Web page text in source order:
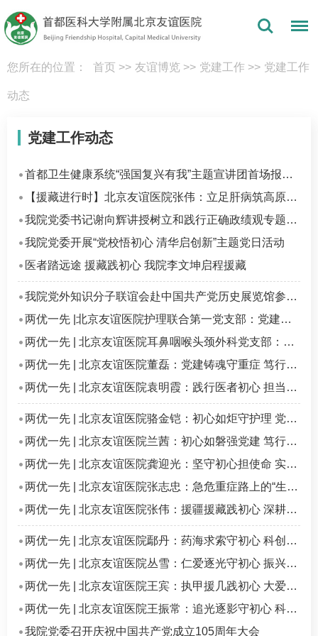
您所在的位置： 首页 >> 友谊博览 >> 党建工作 >> 党建工作
动态
党建工作动态
首都卫生健康系统“强国复兴有我”主题宣讲团首场报告会在我院成功举办
【援藏进行时】北京友谊医院张伟：立足肝病筑高原根基 京藏同心护雪域健康
我院党委书记谢向辉讲授树立和践行正确政绩观专题党课
我院党委开展“党校悟初心 清华启创新”主题党日活动
医者踏远途 援藏践初心 我院李文坤启程援藏
我​院党外知识分子联谊会赴中国共产党历史展览馆参观学习
两优一先 |北京友谊医院护理联合第一党支部：党建领航守初心 护理为民担使命
两优一先 | 北京友谊医院耳鼻咽喉头颈外科党支部：红心聚力担使命 耳聪鼻畅护健康
两优一先 | 北京友谊医院董磊：党建铸魂守重症 笃行担当护民生
两优一先 | 北京友谊医院袁明霞：践行医者初心 担当健康使命
两优一先 | 北京友谊医院骆金铠：初心如炬守护理 党建领航践使命
两优一先 | 北京友谊医院兰茜：初心如磐强党建 笃行实干显担当
两优一先 | 北京友谊医院龚迎光：坚守初心担使命 实干笃行践初心
两优一先 | 北京友谊医院张志忠：急危重症路上的“生命守门人”
两优一先 | 北京友谊医院张伟：援疆援藏践初心 深耕肝病担使命
两优一先 | 北京友谊医院鄢丹：药海求索守初心 科创援蒙践使命
两优一先 | 北京友谊医院丛雪：仁爱逐光守初心 振兴乡村担使命
两优一先 | 北京友谊医院王宾：执甲援几践初心 大爱无疆显担当
两优一先 | 北京友谊医院王振常：追光逐影守初心 科技报国担使命
我院党委召开庆祝中国共产党成立105周年大会